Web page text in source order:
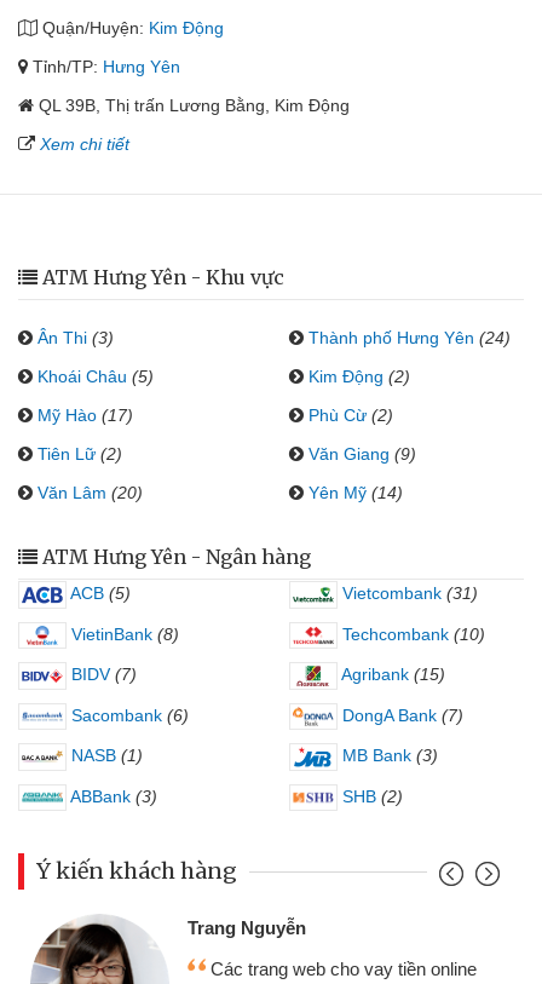
Quận/Huyện: Kim Động
Tỉnh/TP: Hưng Yên
QL 39B, Thị trấn Lương Bằng, Kim Động
Xem chi tiết
ATM Hưng Yên - Khu vực
Ân Thi (3) Thành phố Hưng Yên (24)
Khoái Châu (5) Kim Động (2)
Mỹ Hào (17) Phù Cừ (2)
Tiên Lữ (2) Văn Giang (9)
Văn Lâm (20) Yên Mỹ (14)
ATM Hưng Yên - Ngân hàng
ACB (5) Vietcombank (31)
VietinBank (8) Techcombank (10)
BIDV (7) Agribank (15)
Sacombank (6) DongA Bank (7)
NASB (1) MB Bank (3)
ABBank (3) SHB (2)
Ý kiến khách hàng
Trang Nguyễn
Các trang web cho vay tiền online